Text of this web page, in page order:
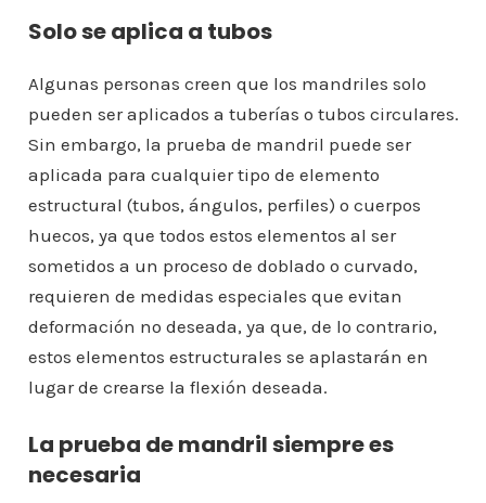
Solo se aplica a tubos
Algunas personas creen que los mandriles solo
pueden ser aplicados a tuberías o tubos circulares.
Sin embargo, la prueba de mandril puede ser
aplicada para cualquier tipo de elemento
estructural (tubos, ángulos, perfiles) o cuerpos
huecos, ya que todos estos elementos al ser
sometidos a un proceso de doblado o curvado,
requieren de medidas especiales que evitan
deformación no deseada, ya que, de lo contrario,
estos elementos estructurales se aplastarán en
lugar de crearse la flexión deseada.
La prueba de mandril siempre es
necesaria